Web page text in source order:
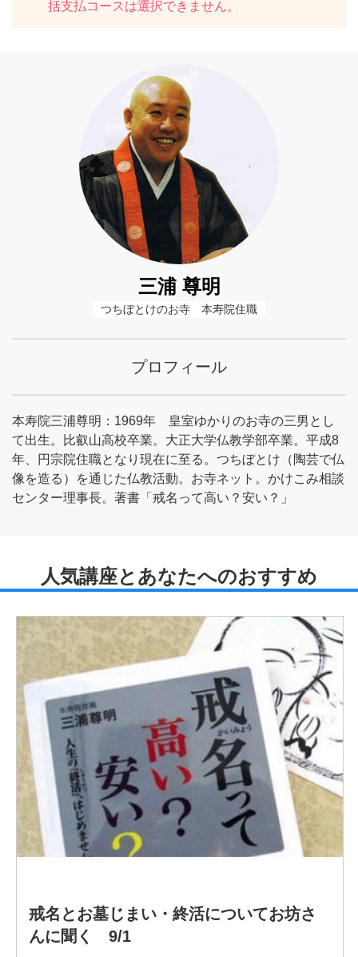
括支払コースは選択できません。
三浦 尊明
つちぼとけのお寺　本寿院住職
プロフィール
本寿院三浦尊明：1969年 皇室ゆかりのお寺の三男とし
て出生。比叡山高校卒業。大正大学仏教学部卒業。平成8
年、円宗院住職となり現在に至る。つちぼとけ（陶芸で仏
像を造る）を通じた仏教活動。お寺ネット。かけこみ相談
センター理事長。著書「戒名って高い？安い？」